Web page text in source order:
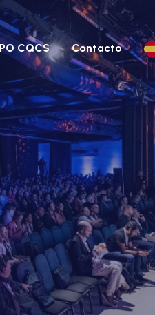
CQCS Contacto